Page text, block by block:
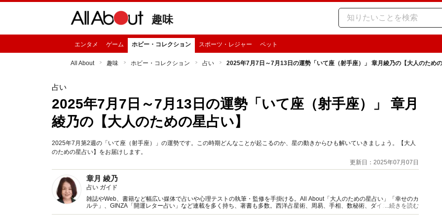
趣味
エンタメ ゲーム ホビー・コレクション スポーツ・レジャー ペット
All About 趣味 ホビー・コレクション 占い 2025年7月7日～7月13日の運勢「いて座（射手座）」 章月綾乃の【大人のための
占い
2025年7月7日～7月13日の運勢「いて座（射手座）」 章月
綾乃の【大人のための星占い】
2025年7月第2週の「いて座（射手座）」の運勢です。この時期どんなことが起こるのか、星の動きからひも解いていきましょう。【大人
のための星占い】をお届けします。
更新日：2025年07月07日
章月 綾乃
占い ガイド
雑誌やWeb、書籍など幅広い媒体で占いや心理テストの執筆・監修を手掛ける。All About「大人のための星占い」「幸せのカ
ルテ」、GINZA「開運レター占い」など連載を多く持ち、著書も多数。西洋占星術、周易、手相、数秘術、ダイスやカード占
い、しぐさや言葉グセの研究など守備範囲は広め。
...続きを読む